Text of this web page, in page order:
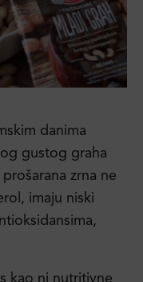
danima
gustog graha
zrna ne
imaju niski
kao ni nutritivne